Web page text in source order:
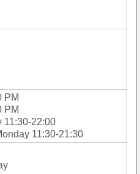
PM
PM
11:30-22:00
11:30-21:30